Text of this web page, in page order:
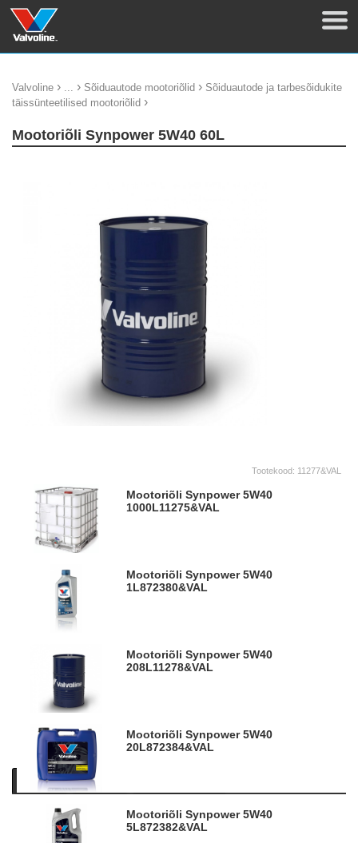
Valvoline › ... › Sõiduautode mootoriõlid › Sõiduautode ja tarbesõidukite
täissünteetilised mootoriõlid ›
Mootoriõli Synpower 5W40 60L
Tootekood: 11277&VAL
Mootoriõli Synpower 5W40
1000L11275&VAL
Mootoriõli Synpower 5W40
1L872380&VAL
Mootoriõli Synpower 5W40
208L11278&VAL
Mootoriõli Synpower 5W40
20L872384&VAL
Mootoriõli Synpower 5W40
5L872382&VAL
Kirjeldus Tooteinfo
Mootoriõlide absoluutne tipp. Toodetud täissünteetilistest
baasõlidest, kuhu on lisatatud kõrgtehnoloogilisi lisandeid.